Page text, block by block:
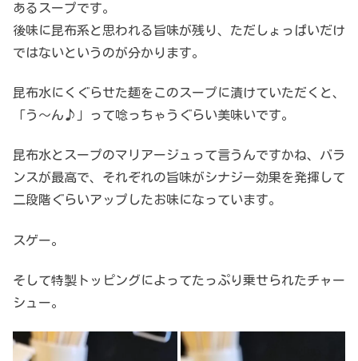
あるスープです。
後味に昆布系と思われる旨味が残り、ただしょっぱいだけ
ではないというのが分かります。
昆布水にくぐらせた麺をこのスープに漬けていただくと、
「う～ん♪」って唸っちゃうぐらい美味いです。
昆布水とスープのマリアージュって言うんですかね、バラ
ンスが最高で、それぞれの旨味がシナジー効果を発揮して
二段階ぐらいアップしたお味になっています。
スゲー。
そして特製トッピングによってたっぷり乗せられたチャー
シュー。